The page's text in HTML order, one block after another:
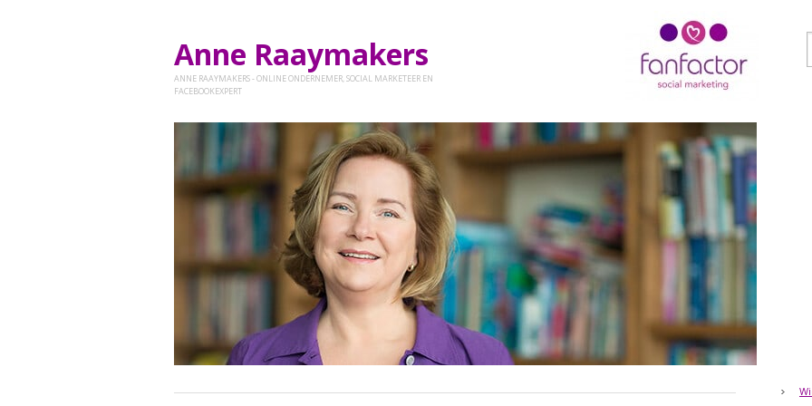
Anne Raaymakers
ANNE RAAYMAKERS - ONLINE ONDERNEMER, SOCIAL MARKETEER EN
FACEBOOKEXPERT